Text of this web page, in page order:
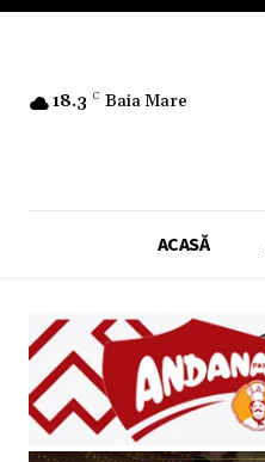
18.3 C Baia Mare
ACASĂ